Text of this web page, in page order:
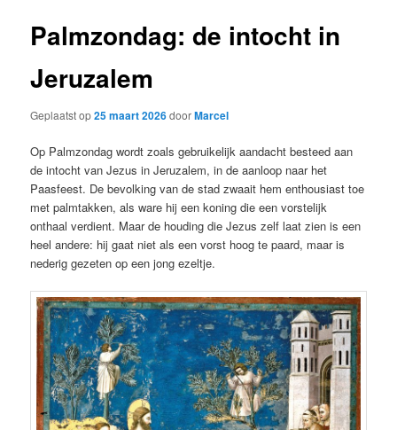
Palmzondag: de intocht in
Jeruzalem
Geplaatst op25 maart 2026doorMarcel
Op Palmzondag wordt zoals gebruikelijk aandacht besteed aan
de intocht van Jezus in Jeruzalem, in de aanloop naar het
Paasfeest. De bevolking van de stad zwaait hem enthousiast toe
met palmtakken, als ware hij een koning die een vorstelijk
onthaal verdient. Maar de houding die Jezus zelf laat zien is een
heel andere: hij gaat niet als een vorst hoog te paard, maar is
nederig gezeten op een jong ezeltje.